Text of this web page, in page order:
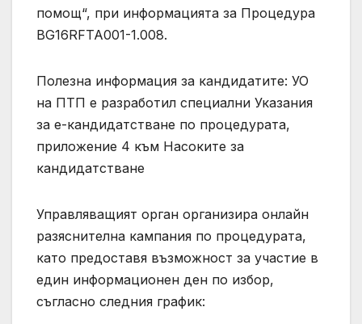
помощ“, при информацията за Процедура
BG16RFTA001-1.008.
Полезна информация за кандидатите: УО
на ПТП е разработил специални Указания
за е-кандидатстване по процедурата,
приложение 4 към Насоките за
кандидатстване
Управляващият орган организира онлайн
разяснителна кампания по процедурата,
като предоставя възможност за участие в
един информационен ден по избор,
съгласно следния график: